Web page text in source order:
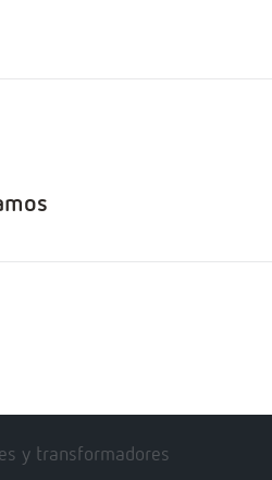
y transformadores